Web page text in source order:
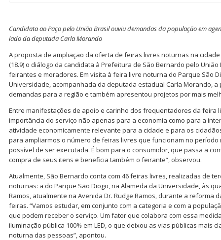
Candidata ao Paço pelo União Brasil ouviu demandas da população em
lado da deputada Carla Morando
A proposta de ampliação da oferta de feiras livres noturnas na
(18.9) o diálogo da candidata à Prefeitura de São Bernardo pelo União
feirantes e moradores. Em visita à feira livre noturna do Parque São
Universidade, acompanhada da deputada estadual Carla Morando, a
demandas para a região e também apresentou projetos por mais
Entre manifestações de apoio e carinho dos frequentadores da feira
importância do serviço não apenas para a economia como para a
atividade economicamente relevante para a cidade e para os
para ampliarmos o número de feiras livres que funcionam no
possível de ser executada. É bom para o consumidor, que passa a
compra de seus itens e beneficia também o feirante”, observou.
Atualmente, São Bernardo conta com 46 feiras livres, realizadas de
noturnas: a do Parque São Diogo, na Alameda da Universidade, às
Ramos, atualmente na Avenida Dr. Rudge Ramos, durante a reforma
feiras. “Vamos estudar, em conjunto com a categoria e com a
que podem receber o serviço. Um fator que colabora com essa
iluminação pública 100% em LED, o que deixou as vias públicas mais
noturna das pessoas”, apontou.